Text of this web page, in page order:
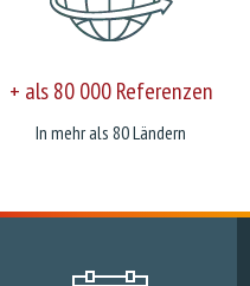
+ als 80 000 Referenzen
In mehr als 80 Ländern